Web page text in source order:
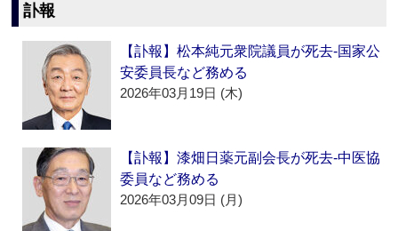
訃報
【訃報】松本純元衆院議員が死去‐国家公
安委員長など務める
2026年03月19日 (木)
【訃報】漆畑日薬元副会長が死去‐中医協
委員など務める
2026年03月09日 (月)